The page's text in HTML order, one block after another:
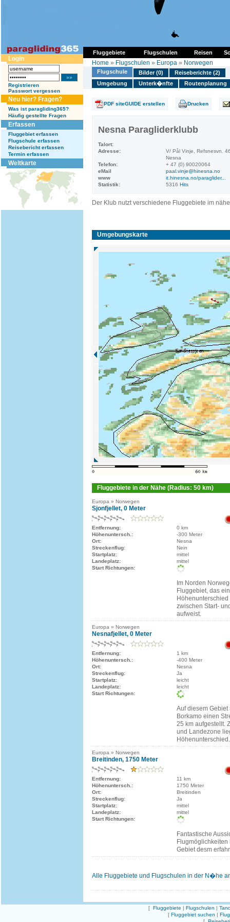
Fluggebiete Flugschulen Reisen
Login
Registrieren
Passwort vergessen
Neu hier? Fragen?
Was ist paragliding365?
Häufig gestellte Fragen
Erfassen
Fluggebiet erfassen
Flugschule erfassen
Reisebericht erfassen
Termin erfassen
Weltkarte
Home » Flugschulen » Europa » Norwegen
Flugschule Bilder (0)
Reiseberichte (2)
Umgebung
Unterk�nfte Routenplanung
PDF siteGUIDE erstellen Drucken
Nesna Paragliderklubb
Talort:
Adresse:
V/ Pål Vinje, Refsnesvn.
Nesna
Telefon:
+ 47 (0) 90020064
eMail
paal.vinje@hinesna.no
www
it.hinesna.no/paraglider...
Statistik:
5316 Hits
Der Klub nutzt verschiedene Fluggebiete im
Umgebungskarte
Fluggebiete in der Nähe (Radius: 50 km)
Europa » Norwegen
Sjonfjellet, 0 Meter
Entfernung:
0 km
Höhenuntersch.:
-300 Meter
Ort:
Nesna
Streckenflug:
Nein
Startplatz:
mittel
Landeplatz:
mittel
Start Richtungen:
Im Norden
Fluggebiet, das
zwischen Start-
aufweist.
Europa » Norwegen
Nesnafjellet, 0 Meter
Entfernung:
1 km
Höhenuntersch.:
-400 Meter
Ort:
Nesna
Streckenflug:
Ja
Startplatz:
leicht
Landeplatz:
leicht
Start Richtungen:
Auf diesem Gebiet
Borkamo einen
25 km aufgestellt.
und Landezone
Höhenunterschied.
Europa » Norwegen
Breitinden, 1750 Meter
Entfernung:
11 km
Höhenuntersch.:
1750 Meter
Ort:
Breitinden
Streckenflug:
Ja
Startplatz:
mittel
Landeplatz:
mittel
Start Richtungen:
Fantastische
Flugmöglichkeiten
Gebiet desm
Alle Fluggebiete und Flugschulen in der N�he
[ Fluggebiete | Flugschulen |
[ Fluggebiet suchen |